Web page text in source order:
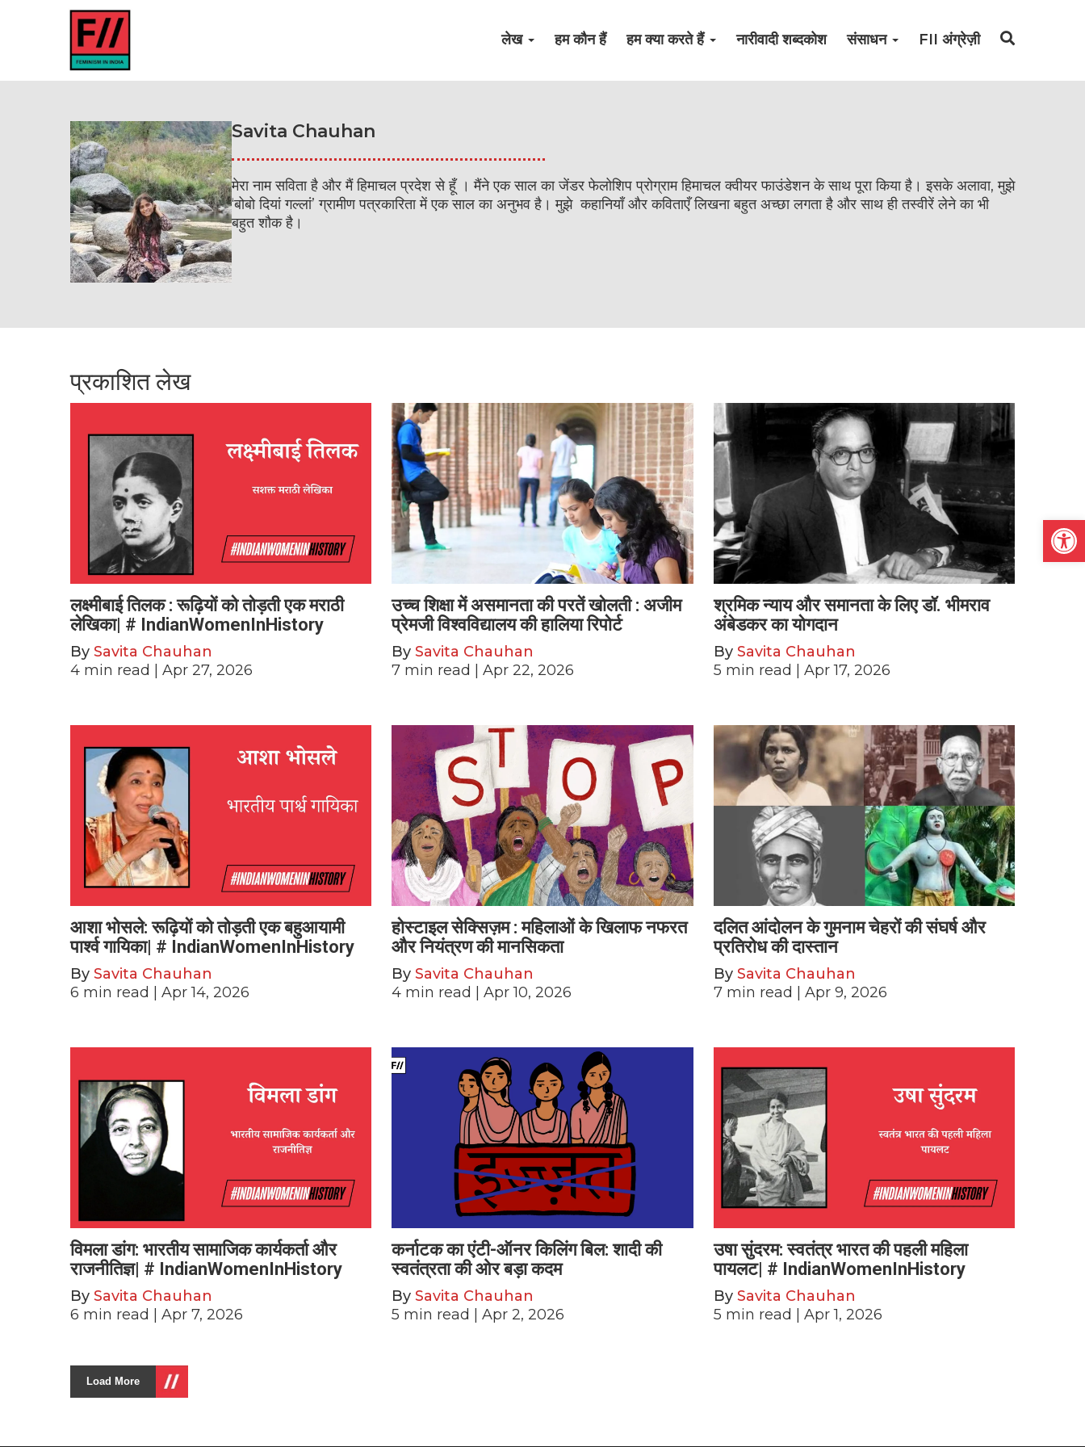
लेख हम कौन हैं हम क्या करते हैं नारीवादी शब्दकोश संसाधन FII अंग्रेज़ी
Savita Chauhan
मेरा नाम सविता है और मैं हिमाचल प्रदेश से हूँ । मैंने एक साल का जेंडर फेलोशिप प्रोग्राम हिमाचल क्वीयर फाउंडेशन के साथ पूरा किया है। इसके अलावा, मुझे
‘बोबो दियां गल्लां’ ग्रामीण पत्रकारिता में एक साल का अनुभव है। मुझे कहानियाँ और कविताएँ लिखना बहुत अच्छा लगता है और साथ ही तस्वीरें लेने का भी
बहुत शौक है।
प्रकाशित लेख
लक्ष्मीबाई तिलक : रूढ़ियों को तोड़ती एक मराठी
लेखिका| # IndianWomenInHistory
By Savita Chauhan
4 min read | Apr 27, 2026
उच्च शिक्षा में असमानता की परतें खोलती : अजीम
प्रेमजी विश्वविद्यालय की हालिया रिपोर्ट
BySavita Chauhan
7 min read | Apr 22, 2026
श्रमिक न्याय और समानता के लिए डॉ. भीमराव
अंबेडकर का योगदान
By Savita Chauhan
5 min read | Apr 17, 2026
आशा भोसले: रूढ़ियों को तोड़ती एक बहुआयामी
पार्श्व गायिका| # IndianWomenInHistory
By Savita Chauhan
6 min read | Apr 14, 2026
होस्टाइल सेक्सिज़म : महिलाओं के खिलाफ नफरत
और नियंत्रण की मानसिकता
BySavita Chauhan
4 min read | Apr 10, 2026
दलित आंदोलन के गुमनाम चेहरों की संघर्ष और
प्रतिरोध की दास्तान
By Savita Chauhan
7 min read | Apr 9, 2026
विमला डांग: भारतीय सामाजिक कार्यकर्ता और
राजनीतिज्ञ| # IndianWomenInHistory
By Savita Chauhan
6 min read | Apr 7, 2026
कर्नाटक का एंटी-ऑनर किलिंग बिल: शादी की
स्वतंत्रता की ओर बड़ा कदम
BySavita Chauhan
5 min read | Apr 2, 2026
उषा सुंदरम: स्वतंत्र भारत की पहली महिला
पायलट| # IndianWomenInHistory
By Savita Chauhan
5 min read | Apr 1, 2026
Load More